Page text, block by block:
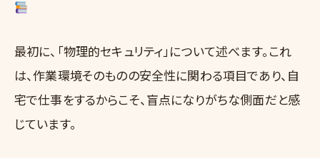
最初に、「物理的セキュリティ」について述べます。これ
は、作業環境そのものの安全性に関わる項目であり、自
宅で仕事をするからこそ、盲点になりがちな側面だと感
じています。